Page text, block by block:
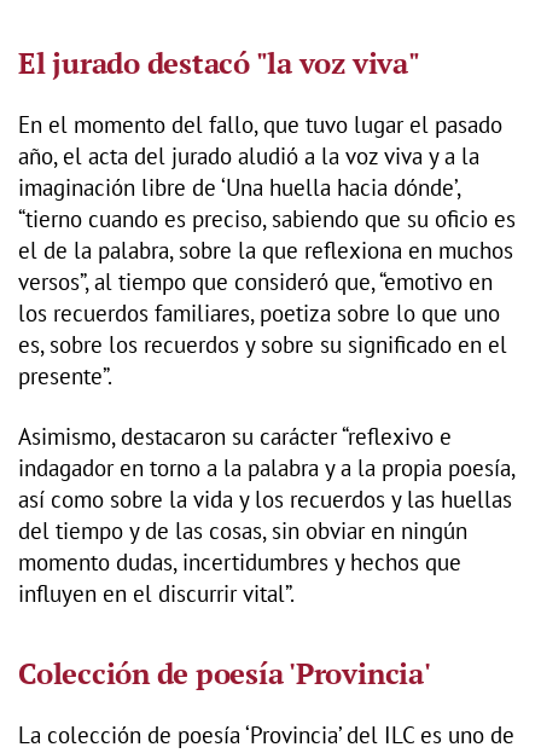
El jurado destacó "la voz viva"
En el momento del fallo, que tuvo lugar el pasado
año, el acta del jurado aludió a la voz viva y a la
imaginación libre de ‘Una huella hacia dónde’,
“tierno cuando es preciso, sabiendo que su oficio es
el de la palabra, sobre la que reflexiona en muchos
versos”, al tiempo que consideró que, “emotivo en
los recuerdos familiares, poetiza sobre lo que uno
es, sobre los recuerdos y sobre su significado en el
presente”.
Asimismo, destacaron su carácter “reflexivo e
indagador en torno a la palabra y a la propia poesía,
así como sobre la vida y los recuerdos y las huellas
del tiempo y de las cosas, sin obviar en ningún
momento dudas, incertidumbres y hechos que
influyen en el discurrir vital”.
Colección de poesía 'Provincia'
La colección de poesía ‘Provincia’ del ILC es uno de